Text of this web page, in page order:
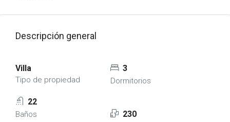
Descripción general
Villa
Tipo de propiedad
3
Dormitorios
22
Baños 230